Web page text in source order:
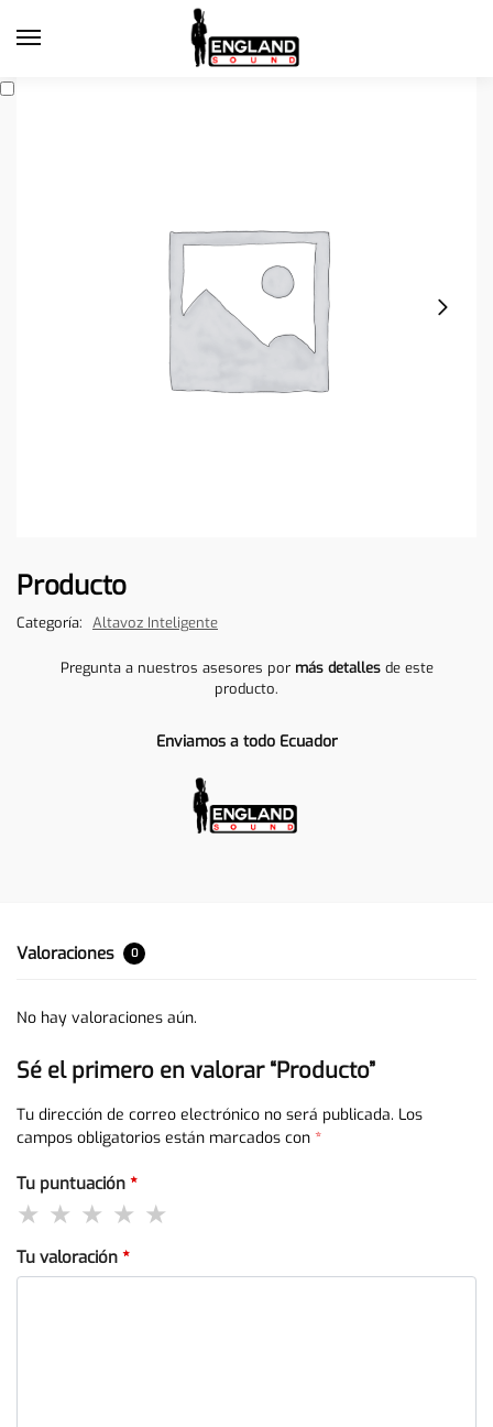
Producto
Categoría: Altavoz Inteligente
Pregunta a nuestros asesores por más detallesde este
producto.
Enviamos a todo Ecuador
Valoraciones 0
No hay valoraciones aún.
Sé el primero en valorar “Producto”
Tu dirección de correo electrónico no será publicada. Los
campos obligatorios están marcados con *
Tu puntuación *
Tu valoración *